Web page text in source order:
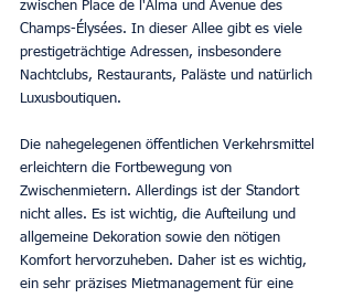
zwischen Place de l'Alma und Avenue des
Champs-Élysées. In dieser Allee gibt es viele
prestigeträchtige Adressen, insbesondere
Nachtclubs, Restaurants, Paläste und natürlich
Luxusboutiquen.
Die nahegelegenen öffentlichen Verkehrsmittel
erleichtern die Fortbewegung von
Zwischenmietern. Allerdings ist der Standort
nicht alles. Es ist wichtig, die Aufteilung und
allgemeine Dekoration sowie den nötigen
Komfort hervorzuheben. Daher ist es wichtig,
ein sehr präzises Mietmanagement für eine